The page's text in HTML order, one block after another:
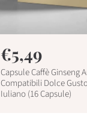
P
r
e
z
€5,49
Capsule Caffè Ginseng
Compatibili Dolce
Iuliano (16 Capsule)